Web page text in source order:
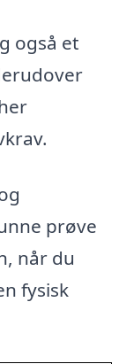
også et
prøve
når du
fysisk